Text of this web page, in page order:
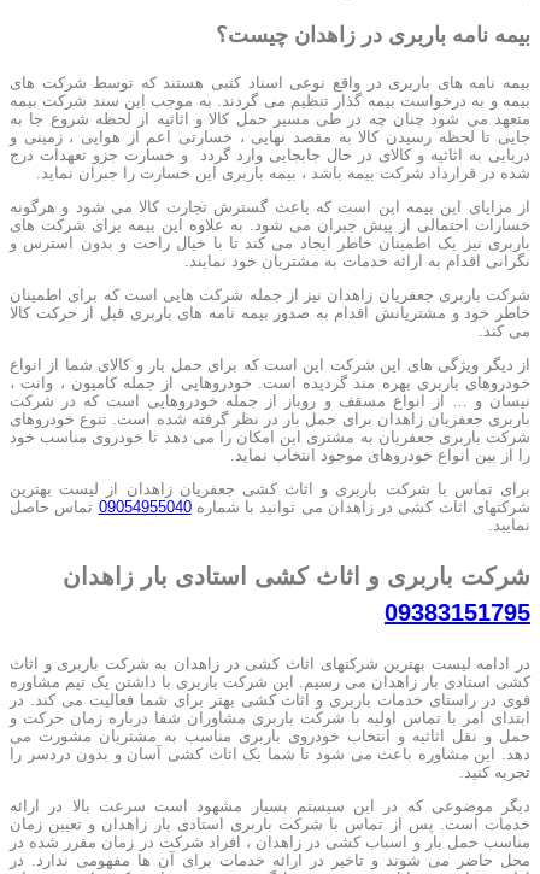
بیمه نامه باربری در زاهدان چیست؟
بیمه نامه های باربری در واقع نوعی اسناد کتبی هستند که توسط شرکت های
بیمه و به درخواست بیمه گذار تنظیم می گردند. به موجب این سند شرکت بیمه
متعهد می شود چنان چه در طی مسیر حمل کالا و اثاثیه از لحظه شروع جا به
جایی تا لحظه رسیدن کالا به مقصد نهایی ، خسارتی اعم از هوایی ، زمینی و
دریایی به اثاثیه و کالای در حال جابجایی وارد گردد و خسارت جزو تعهدات درج
شده در قرارداد شرکت بیمه باشد ، بیمه باربری این خسارت را جبران نماید.
از مزایای این بیمه این است که باعث گسترش تجارت کالا می شود و هرگونه
خسارات احتمالی از پیش جبران می شود. به علاوه این بیمه برای شرکت های
باربری نیز یک اطمینان خاطر ایجاد می کند تا با خیال راحت و بدون استرس و
نگرانی اقدام به ارائه خدمات به مشتریان خود نمایند.
شرکت باربری جعفریان زاهدان نیز از جمله شرکت هایی است که برای اطمینان
خاطر خود و مشتریانش اقدام به صدور بیمه نامه های باربری قبل از حرکت کالا
می کند.
از دیگر ویژگی های این شرکت این است که برای حمل بار و کالای شما از انواع
خودروهای باربری بهره مند گردیده است. خودروهایی از جمله کامیون ، وانت ،
نیسان و … از انواع مسقف و روباز از جمله خودروهایی است که در شرکت
باربری جعفریان زاهدان برای حمل بار در نظر گرفته شده است. تنوع خودروهای
شرکت باربری جعفریان به مشتری این امکان را می دهد تا خودروی مناسب خود
را از بین انواع خودروهای موجود انتخاب نماید.
برای تماس با شرکت باربری و اثاث کشی جعفریان زاهدان از لیست بهترین
شرکتهای اثاث کشی در زاهدان می توانید با شماره09054955040 تماس حاصل
نمایید.
شرکت باربری و اثاث کشی استادی بار زاهدان
09383151795
در ادامه لیست بهترین شرکتهای اثاث کشی در زاهدان به شرکت باربری و اثاث
کشی استادی بار زاهدان می رسیم. این شرکت باربری با داشتن یک تیم مشاوره
قوی در راستای خدمات باربری و اثاث کشی بهتر برای شما فعالیت می کند. در
ابتدای امر با تماس اولیه با شرکت باربری مشاوران شفا درباره زمان حرکت و
حمل و نقل اثاثیه و انتخاب خودروی باربری مناسب به مشتریان مشورت می
دهد. این مشاوره باعث می شود تا شما یک اثاث کشی آسان و بدون دردسر را
تجربه کنید.
دیگر موضوعی که در این سیستم بسیار مشهود است سرعت بالا در ارائه
خدمات است. پس از تماس با شرکت باربری استادی بار زاهدان و تعیین زمان
مناسب حمل بار و اسباب کشی در زاهدان ، افراد شرکت در زمان مقرر شده در
محل حاضر می شوند و تاخیر در ارائه خدمات برای آن ها مفهومی ندارد. در